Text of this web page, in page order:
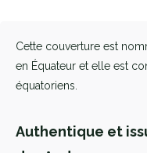
Cette couverture est
en Équateur et elle est
équatoriens.
Authentique et